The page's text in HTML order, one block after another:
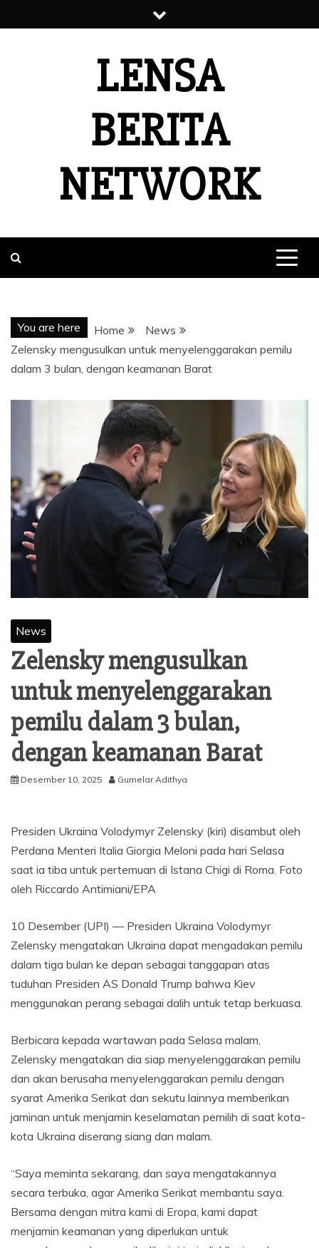
to
LENSA
BERITA
NETWORK
You are here Home
News
Zelensky mengusulkan untuk menyelenggarakan pemilu
dalam 3 bulan, dengan keamanan Barat
News
Zelensky mengusulkan
untuk menyelenggarakan
pemilu dalam 3 bulan,
dengan keamanan Barat
Desember 10, 2025 Gumelar Adithya
Presiden Ukraina Volodymyr Zelensky (kiri) disambut oleh
Perdana Menteri Italia Giorgia Meloni pada hari Selasa
saat ia tiba untuk pertemuan di Istana Chigi di Roma. Foto
oleh Riccardo Antimiani/EPA
10 Desember (UPI) —Presiden Ukraina Volodymyr
Zelensky mengatakan Ukraina dapat mengadakan pemilu
dalam tiga bulan ke depan sebagai tanggapan atas
tuduhan Presiden AS Donald Trump bahwa Kiev
menggunakan perang sebagai dalih untuk tetap berkuasa.
Berbicara kepada wartawan pada Selasa malam,
Zelensky mengatakan dia siap menyelenggarakan pemilu
dan akan berusaha menyelenggarakan pemilu dengan
syarat Amerika Serikat dan sekutu lainnya memberikan
jaminan untuk menjamin keselamatan pemilih di saat kota-
kota Ukraina diserang siang dan malam.
“Saya meminta sekarang, dan saya mengatakannya
secara terbuka, agar Amerika Serikat membantu saya.
Bersama dengan mitra kami di Eropa, kami dapat
menjamin keamanan yang diperlukan untuk